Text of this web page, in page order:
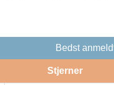
Bedst
Stjerner